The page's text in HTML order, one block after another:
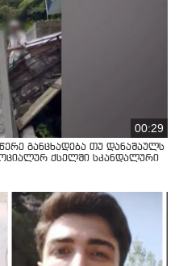
00:29
განცხადება თუ დანაშაულს
ქსელში სკანდალური